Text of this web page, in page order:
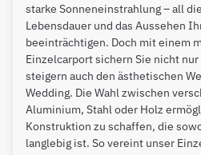
starke Sonneneinstrahlung – all
Lebensdauer und das Aussehen
beeinträchtigen. Doch mit einem
Einzelcarport sichern Sie nicht
steigern auch den ästhetischen
Wedding. Die Wahl zwischen
Aluminium, Stahl oder Holz
Konstruktion zu schaffen, die
langlebig ist. So vereint unser